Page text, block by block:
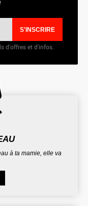
S'INSCRIRE
d'offres et d'infos.
à ta mamie, elle va